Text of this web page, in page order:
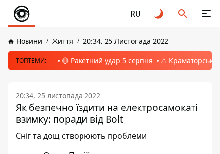
RU
Новини Життя 20:34, 25 Листопада 2022
ТОПТЕМИ: 🔴 Ракетний удар 5 серпня ⚠️ Краматорськ,
20:34, 25 листопада 2022
Як безпечно їздити на електросамокаті
взимку: поради від Bolt
Сніг та дощ створюють проблеми